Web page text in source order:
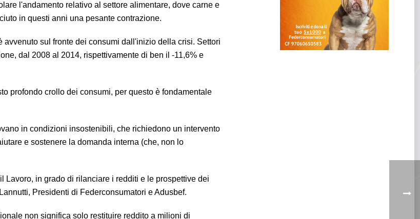
l'andamento relativo al settore alimentare, dove carne e
in questi anni una pesante contrazione.
sul fronte dei consumi dall'inizio della crisi. Settori
dal 2008 al 2014, rispettivamente di ben il -11,6% e
profondo crollo dei consumi, per questo è fondamentale
in condizioni insostenibili, che richiedono un intervento
e sostenere la domanda interna (che, non lo
in grado di rilanciare i redditi e le prospettive dei
Presidenti di Federconsumatori e Adusbef.
non significa solo restituire reddito a milioni di